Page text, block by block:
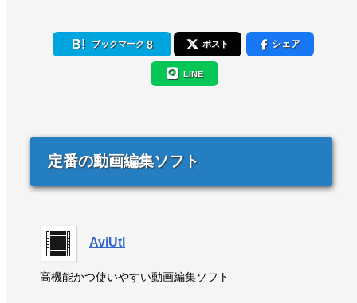
ブックマーク 8 ポスト シェア
LINE
定番の動画編集ソフト
AviUtl
高機能かつ使いやすい動画編集ソフト